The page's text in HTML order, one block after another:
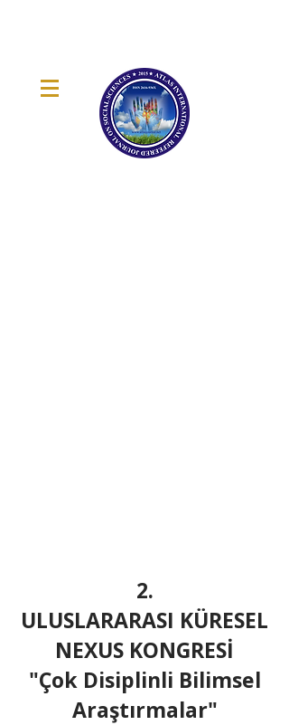
2.
ULUSLARARASI KÜRESEL
NEXUS KONGRESİ
"Çok Disiplinli Bilimsel
Araştırmalar"